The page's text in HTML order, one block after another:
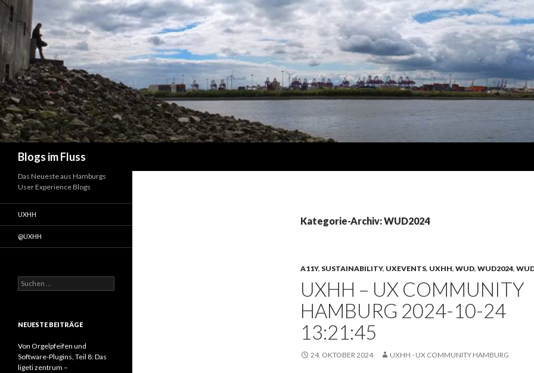
Blogs im Fluss
Kategorie-Archiv: WUD2024
A11Y, SUSTAINABILITY, UXEVENTS, UXHH, WUD, WUD2024,
UXHH – UX COMMUNITY
HAMBURG 2024-10-24
13:21:45
24. OKTOBER 2024 UXHH - UX COMMUNITY HAMBURG
Das Neueste aus Hamburgs
User Experience Blogs
UXHH
@UXHH
Suchen
nach:
NEUESTE BEITRÄGE
Von Orgelpfeifen und
Software-Plugins, Teil 8: Das
ligeti zentrum –